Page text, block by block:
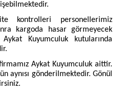
kontrolleri personellerimiz
kargoda hasar görmeyecek
Kuyumculuk kutularında
Aykat Kuyumculuk aittir.
aynısı gönderilmektedir. Gönül